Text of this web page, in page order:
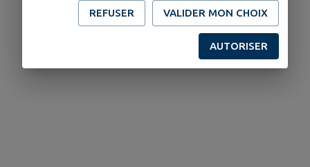
REFUSER VALIDER MON CHOIX
AUTORISER